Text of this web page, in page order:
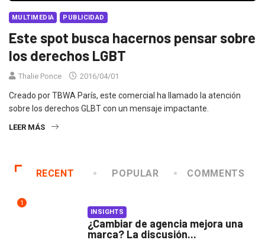
MULTIMEDIA PUBLICIDAD
Este spot busca hacernos pensar sobre
los derechos LGBT
Thalie Ponce 2016/04/01
Creado por TBWA París, este comercial ha llamado la atención
sobre los derechos GLBT con un mensaje impactante.
LEER MÁS
RECENT POPULAR COMMENTS
1
INSIGHTS
¿Cambiar de agencia mejora una
marca? La discusión...